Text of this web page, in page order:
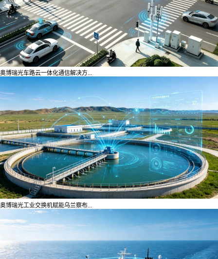
奥博瑞光车路云一体化通信解决方...
奥博瑞光工业交换机赋能乌兰察布...